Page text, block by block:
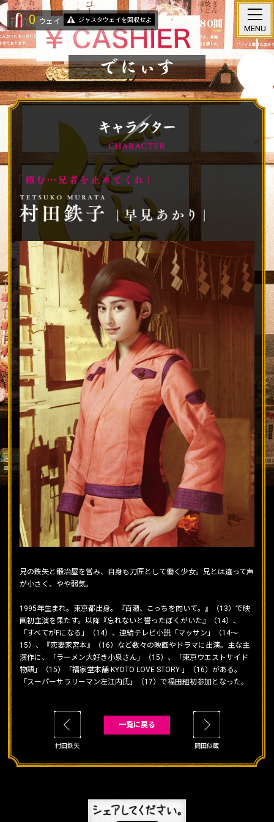
0 ウェイ ジャスタウェイを回収せよ
兄の鉄矢と鍛冶屋を営み、自身も刀匠として働く少女。兄とは違って声
が小さく、やや弱気。
1995年生まれ。東京都出身。『百瀬、こっちを向いて。』（13）で映
画初主演を果たす。以降『忘れないと誓ったぼくがいた』（14）、
「すべてがFになる」（14）、連続テレビ小説「マッサン」（14～
15）、『恋妻家宮本』（16）など数々の映画やドラマに出演。主な主
演作に、「ラーメン大好き小泉さん」（15）、「東京ウエストサイド
物語」（15）「福家堂本舗-KYOTO LOVE STORY-」（16）がある。
「スーパーサラリーマン左江内氏」（17）で福田組初参加となった。
村田鉄矢
一覧に戻る
岡田似蔵